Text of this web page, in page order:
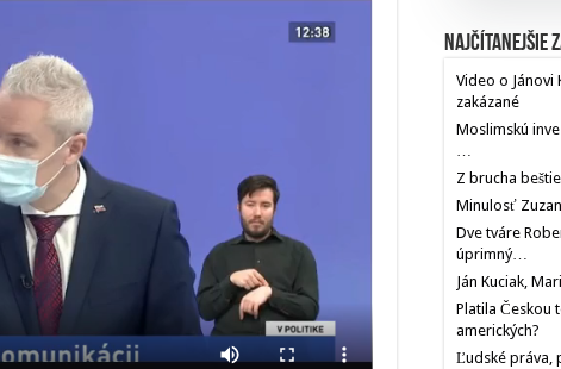
Najčítanejšie
Video o Jánovi
zakázané
Moslimskú
…
Z brucha
Minulosť
Dve tváre
úprimný…
Ján Kuciak,
Platila Českou
amerických?
Ľudské práva,